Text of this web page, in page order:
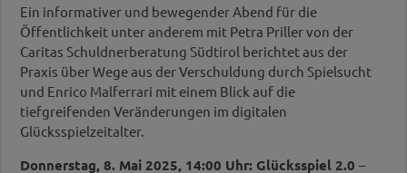
Ein informativer und bewegender Abend für die
Öffentlichkeit unter anderem mit Petra Priller von der
Caritas Schuldnerberatung Südtirol berichtet aus der
Praxis über Wege aus der Verschuldung durch Spielsucht
und Enrico Malferrari mit einem Blick auf die
tiefgreifenden Veränderungen im digitalen
Glücksspielzeitalter.
Donnerstag, 8. Mai 2025, 14:00 Uhr: Glücksspiel 2.0 –